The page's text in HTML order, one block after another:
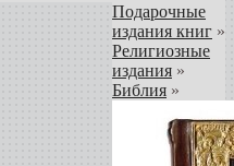
Подарочные
издания книг »
Религиозные
издания »
Библия »